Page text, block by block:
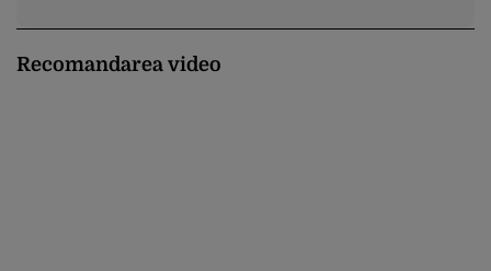
Recomandarea video